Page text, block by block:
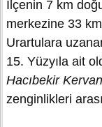
İlçenin 7 km
merkezine 33
Urartulara
15. Yüzyıla ait
Hacıbekir
zenginlikleri